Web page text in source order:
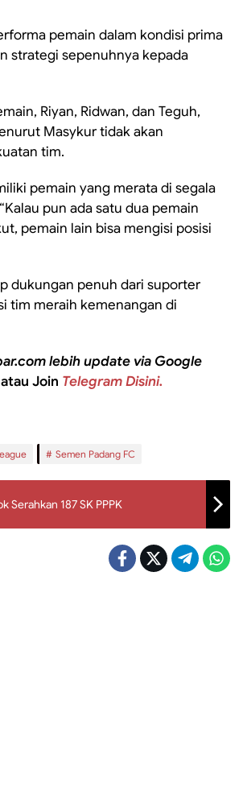
pemain dalam kondisi prima
strategi sepenuhnya kepada
Riyan, Ridwan, dan Teguh,
Masykur tidak akan
tim.
pemain yang merata di segala
pun ada satu dua pemain
pemain lain bisa mengisi posisi
dukungan penuh dari suporter
tim meraih kemenangan di
lebih update via Google
Join Telegram Disini.
Semen Padang FC
Serahkan 187 SK PPPK